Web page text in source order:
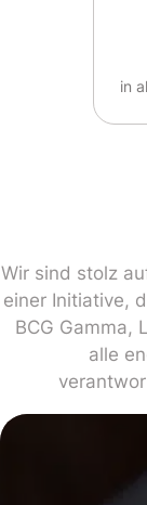
in
Wir sind stolz
einer Initiative,
BCG Gamma,
alle